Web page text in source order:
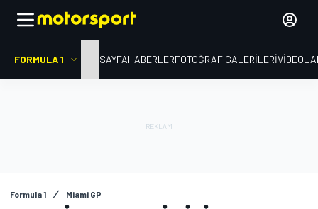
FORMULA 1 ANA SAYFAHABERLERFOTOĞRAF GALERILERI
Formula 1 Miami GP